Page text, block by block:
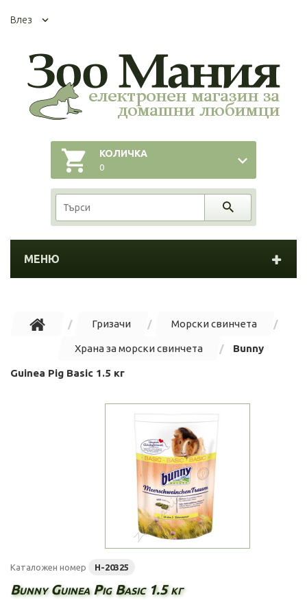
Влез
КОЛИЧКА
0
МЕНЮ
Гризачи Морски свинчета
Храна за морски свинчета Bunny
Guinea Pig Basic 1.5 кг
Каталожен номер H-20325
Bunny Guinea Pig Basic 1.5 кг